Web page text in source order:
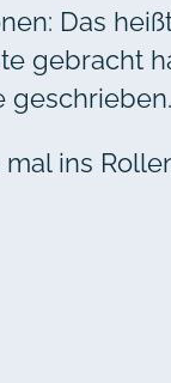
Das
gebracht
ins